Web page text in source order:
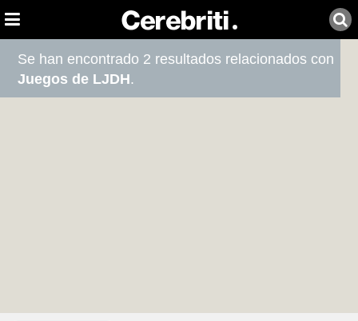
Se han encontrado 2 resultados relacionados con
Juegos de LJDH.